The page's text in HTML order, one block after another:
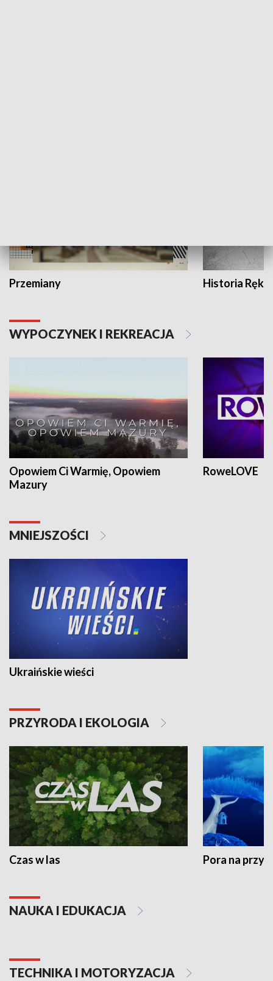
Przemiany Historia Ręką
WYPOCZYNEK I REKREACJA
Opowiem Ci Warmię, Opowiem
Mazury
RoweLOVE
MNIEJSZOŚCI
Ukraińskie wieści
PRZYRODA I EKOLOGIA
Czas w las Pora na
NAUKA I EDUKACJA
TECHNIKA I MOTORYZACJA